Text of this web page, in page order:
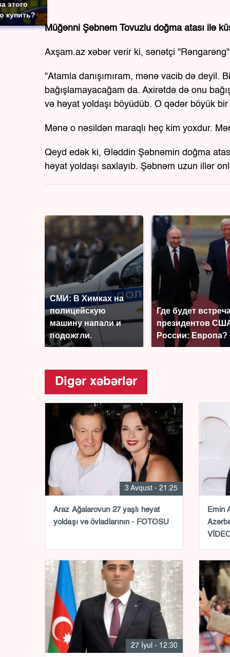
этого
купить?
Müğənni Şəbnəm Tovuzlu doğma atası ilə
Axşam.az xəbər verir ki, sənətçi
"Atamla danışımıram, mənə vacib də deyil.
bağışlamayacağam da. Axirətdə də onu
və həyat yoldaşı böyüdüb. O qədər böyük
Mənə o nəsildən maraqlı heç kim yoxdur.
Qeyd edək ki, Ələddin Şəbnəmin doğma
həyat yoldaşı saxlayıb. Şəbnəm uzun illər
СМИ: В Химках на
полицейскую
машину напали и
подожгли.
Где будет
президентов
России: Европа?
Digər xəbərlər
3 Avqust - 21:25
Araz Ağalarovun 27 yaşlı həyat
yoldaşı və övladlarının - FOTOSU
Emin
27 İyul - 12:30